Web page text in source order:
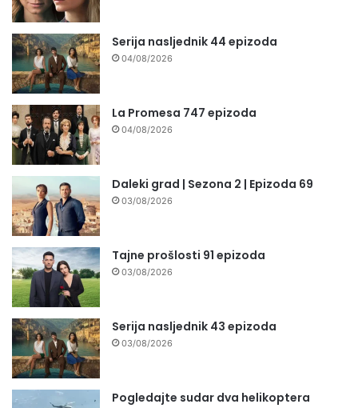
Serija nasljednik 44 epizoda
04/08/2026
La Promesa 747 epizoda
04/08/2026
Daleki grad | Sezona 2 | Epizoda 69
03/08/2026
Tajne prošlosti 91 epizoda
03/08/2026
Serija nasljednik 43 epizoda
03/08/2026
Pogledajte sudar dva helikoptera